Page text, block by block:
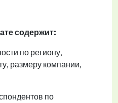
содержит:
по региону,
размеру компании,
по